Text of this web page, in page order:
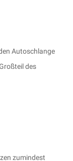
Autoschlange
des
zumindest